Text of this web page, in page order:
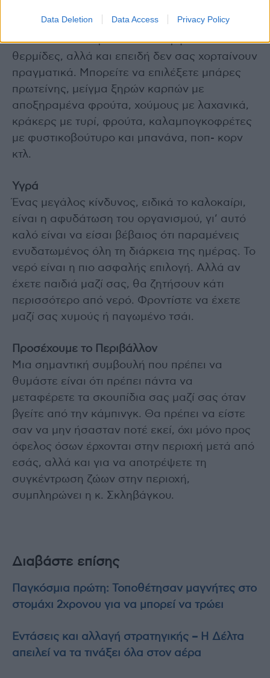
Data Deletion Data Access Privacy Policy
σοκολάτες, κουλουράκια, κτλ όχι μόνο επειδή
δεν είναι πολύ θρεπτικά και υψηλά σε
θερμίδες, αλλά και επειδή δεν σας χορταίνουν
πραγματικά. Μπορείτε να επιλέξετε μπάρες
πρωτείνης, μείγμα ξηρών καρπών με
αποξηραμένα φρούτα, χούμους με λαχανικά,
κράκερς με τυρί, φρούτα, καλαμπογκοφρέτες
με φυστικοβούτυρο και μπανάνα, ποπ- κορν
κτλ.
Υγρά
Ένας μεγάλος κίνδυνος, ειδικά το καλοκαίρι,
είναι η αφυδάτωση του οργανισμού, γι’ αυτό
καλό είναι να είσαι βέβαιος ότι παραμένεις
ενυδατωμένος όλη τη διάρκεια της ημέρας. Το
νερό είναι η πιο ασφαλής επιλογή. Αλλά αν
έχετε παιδιά μαζί σας, θα ζητήσουν κάτι
περισσότερο από νερό. Φροντίστε να έχετε
μαζί σας χυμούς ή παγωμένο τσάι.
Προσέχουμε το Περιβάλλον
Μια σημαντική συμβουλή που πρέπει να
θυμάστε είναι ότι πρέπει πάντα να
μεταφέρετε τα σκουπίδια σας μαζί σας όταν
βγείτε από την κάμπινγκ. Θα πρέπει να είστε
σαν να μην ήσασταν ποτέ εκεί, όχι μόνο προς
όφελος όσων έρχονται στην περιοχή μετά από
εσάς, αλλά και για να αποτρέψετε τη
συγκέντρωση ζώων στην περιοχή,
συμπληρώνει η κ. Σκληβάγκου.
Διαβάστε επίσης
Παγκόσμια πρώτη: Τοποθέτησαν μαγνήτες στο
στομάχι 2χρονου για να μπορεί να τρώει
Εντάσεις και αλλαγή στρατηγικής – Η Δέλτα
απειλεί να τα τινάξει όλα στον αέρα